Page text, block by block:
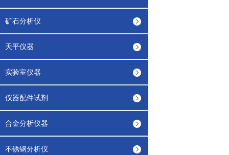
矿石分析仪
天平仪器
实验室仪器
仪器配件试剂
合金分析仪器
不锈钢分析仪